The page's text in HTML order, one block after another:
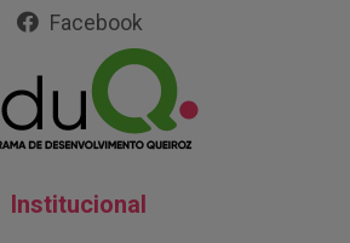
Facebook
Institucional